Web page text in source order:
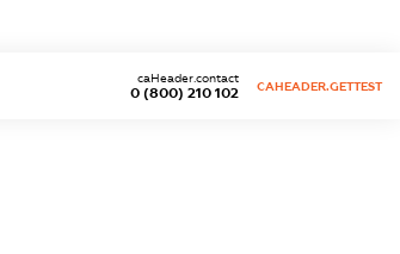
0 (800) 210 102
caHeader.contact
CAHEADER.GETTEST